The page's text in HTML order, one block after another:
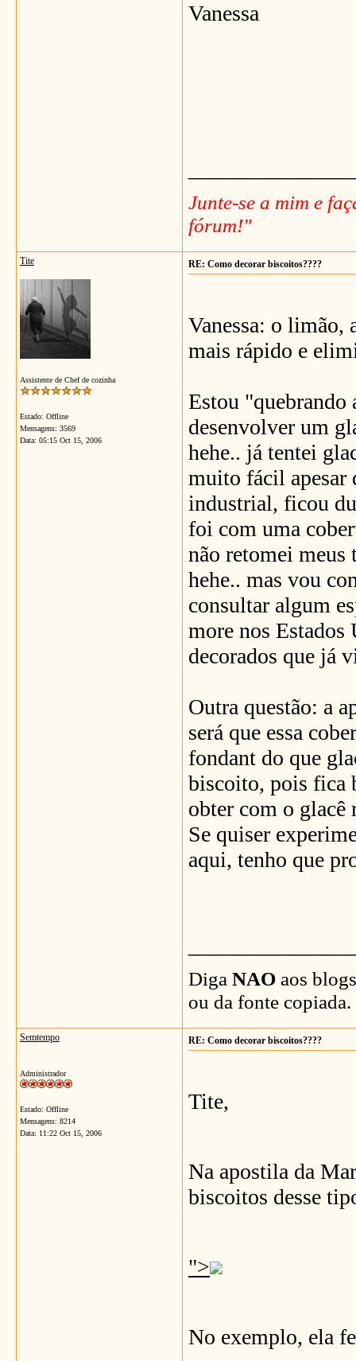
Vanessa
Junte-se a mim e
fórum!"
Tite
Assistente de Chef de cozinha
Estado: Offline
Mensagens: 3569
Data: 05:15 Oct 15, 2006
RE: Como decorar biscoitos????
Vanessa: o limão,
mais rápido e
Estou "quebrando
desenvolver um
hehe.. já tentei
muito fácil apesar
industrial, ficou
foi com uma
não retomei meus
hehe.. mas vou
consultar algum
more nos
decorados que já
Outra questão: a
será que essa
fondant do que
biscoito, pois fica
obter com o
Se quiser
aqui, tenho que
Diga NAO aos
ou da fonte copiada.
Semtempo
Administrador
Estado: Offline
Mensagens: 8214
Data: 11:22 Oct 15, 2006
RE: Como decorar biscoitos????
Tite,
Na apostila da
biscoitos desse
">
No exemplo, ela